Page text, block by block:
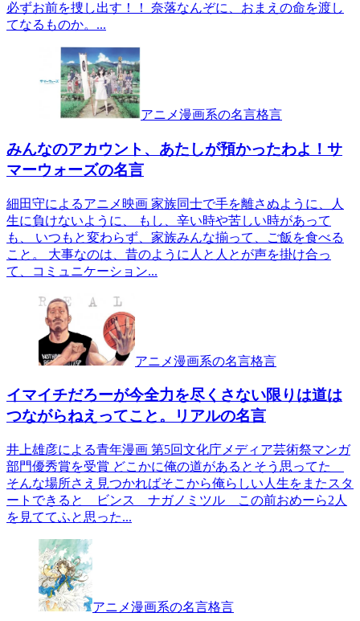
必ずお前を捜し出す！！ 奈落なんぞに、おまえの命を渡し
てなるものか。...
アニメ漫画系の名言格言
みんなのアカウント、あたしが預かったわよ！サ
マーウォーズの名言
細田守によるアニメ映画 家族同士で手を離さぬように、人
生に負けないように、 もし、辛い時や苦しい時があって
も、 いつもと変わらず、家族みんな揃って、ご飯を食べる
こと。 大事なのは、昔のように人と人とが声を掛け合っ
て、コミュニケーション...
アニメ漫画系の名言格言
イマイチだろーが今全力を尽くさない限りは道は
つながらねえってこと。リアルの名言
井上雄彦による青年漫画 第5回文化庁メディア芸術祭マンガ
部門優秀賞を受賞 どこかに俺の道があるとそう思ってた
そんな場所さえ見つかればそこから俺らしい人生をまたスタ
ートできると ビンス ナガノミツル この前おめーら2人
を見ててふと思った...
アニメ漫画系の名言格言